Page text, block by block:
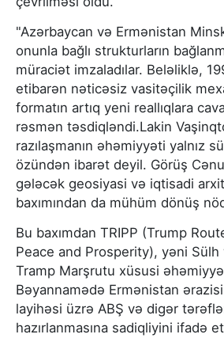
"Azərbaycan və Ermənistan
onunla bağlı strukturların
müraciət imzaladılar. Beləliklə,
etibarən nəticəsiz vasitəçilik
formatın artıq yeni reallıqlara
rəsmən təsdiqləndi.Lakin
razılaşmanın əhəmiyyəti yalnız
özündən ibarət deyil. Görüş
gələcək geosiyasi və iqtisadi
baxımından da mühüm dönüş
Bu baxımdan TRIPP (Trump
Peace and Prosperity), yəni Sülh
Tramp Marşrutu xüsusi
Bəyannamədə Ermənistan
layihəsi üzrə ABŞ və digər
hazırlanmasına sadiqliyini ifadə